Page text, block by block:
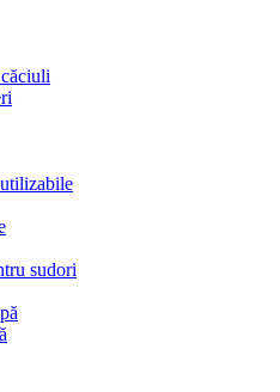
sudori